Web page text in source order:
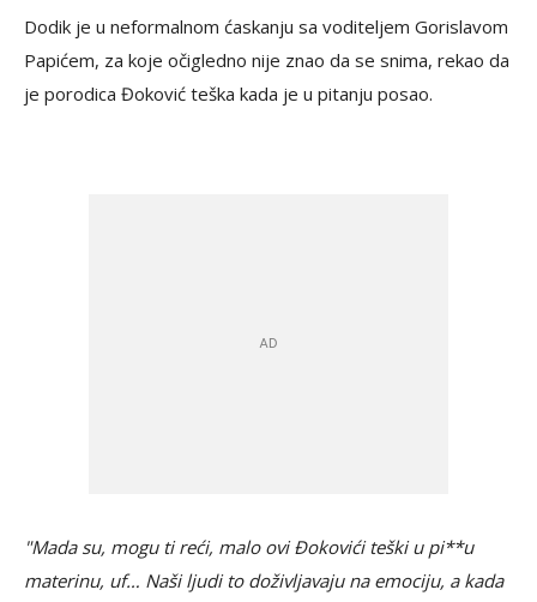
Dodik je u neformalnom ćaskanju sa voditeljem Gorislavom
Papićem, za koje očigledno nije znao da se snima, rekao da
je porodica Đoković teška kada je u pitanju posao.
"Mada su, mogu ti reći, malo ovi Đokovići teški u pi**u
materinu, uf… Naši ljudi to doživljavaju na emociju, a kada